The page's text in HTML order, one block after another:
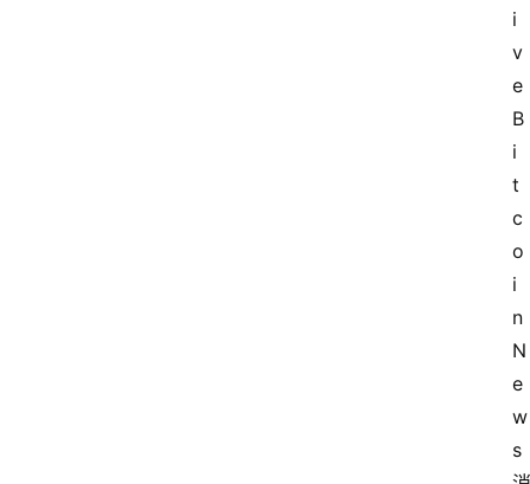
i
v
e
B
i
t
c
o
i
n
N
e
w
s